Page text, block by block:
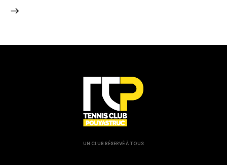
UN CLUB RÉSERVÉ À TOUS